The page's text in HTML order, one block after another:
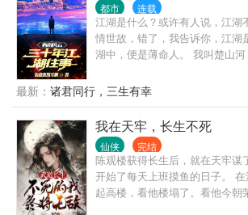
都市 连载
江湖是什么？或许有人说，江湖
情世故，错了，我告诉你，江湖
湖中，便是薄命人。 我叫楚山
徒，也曾在声势巅峰之时，整个
锒铛入狱，三进三出，还完自己
故事，也是一个老江湖混子的回
最新： 诸君同行，三生有幸
我在天牢，长生不死
仙侠 完结
陈观楼获得长生后，就在天牢谋
开始了每天上班摸鱼的日子。
起高楼，看他楼塌了。看他今朝